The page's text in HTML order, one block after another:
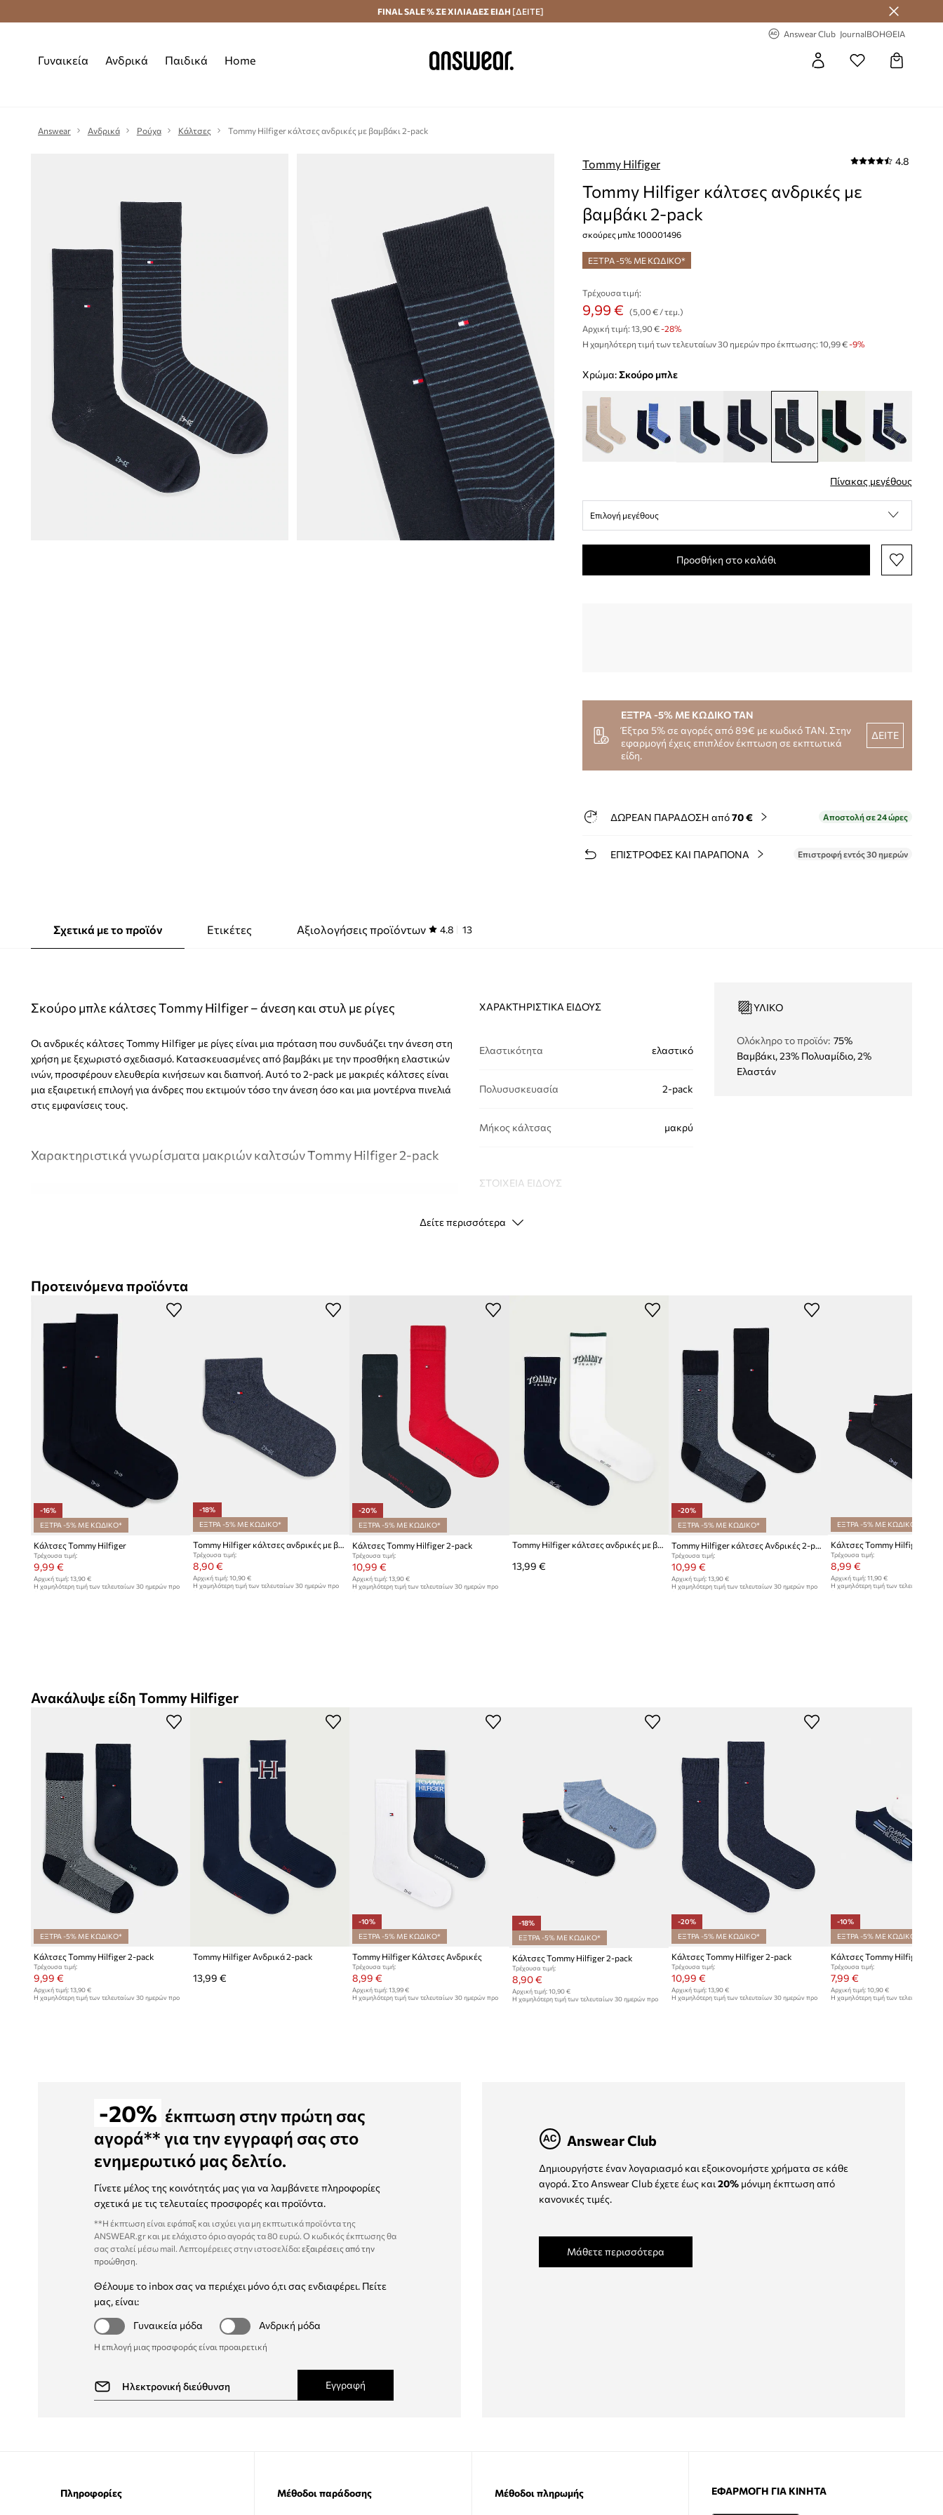
Αποστολή σε 24 ώρες Εξοικονομήστε με το Answear Club
FINAL SALE % ΣΕ ΧΙΛΙΑΔΕΣ ΕΙΔΗ [ΔΕΙΤΕ]
Answear Club JournalΒΟΗΘΕΙΑ
Γυναικεία Ανδρικά Παιδικά Home
Answear Ανδρικά Ρούχα Κάλτσες Tommy Hilfiger κάλτσες ανδρικές με βαμβάκι 2-pack
Tommy Hilfiger 4.8
Tommy Hilfiger κάλτσες ανδρικές με
βαμβάκι 2-pack
σκούρες μπλε 100001496
ΕΞΤΡΑ -5% ΜΕ ΚΩΔΙΚΟ*
Τρέχουσα τιμή:
9,99 €
(5,00 € / τεμ.)
Αρχική τιμή: 13,90 €-28%
Η χαμηλότερη τιμή των τελευταίων 30 ημερών προ έκπτωσης: 10,99 € -9%
Χρώμα: σκούρο μπλε
Πίνακας μεγέθους
Επιλογή μεγέθους
Προσθήκη στο καλάθι
ΕΞΤΡΑ -5% ΜΕ ΚΩΔΙΚΟ TAN
Έξτρα 5% σε αγορές από 89€ με κωδικό TAN. Στην
εφαρμογή έχεις επιπλέον έκπτωση σε εκπτωτικά
είδη.
ΔΕΙΤΕ
ΔΩΡΕΑΝ ΠΑΡΑΔΟΣΗ από70 € Αποστολή σε 24 ώρες
ΕΠΙΣΤΡΟΦΕΣ ΚΑΙ ΠΑΡΑΠΟΝΑ Επιστροφή εντός 30 ημερών
Σχετικά με το προϊόν Ετικέτες Αξιολογήσεις προϊόντων 4.8 13
Σκούρο μπλε κάλτσες Tommy Hilfiger – άνεση και στυλ με ρίγες
Οι ανδρικές κάλτσες Tommy Hilfiger με ρίγες είναι μια πρόταση που συνδυάζει την άνεση στη
χρήση με ξεχωριστό σχεδιασμό. Κατασκευασμένες από βαμβάκι με την προσθήκη ελαστικών
ινών, προσφέρουν ελευθερία κινήσεων και διαπνοή. Αυτό το 2-pack με μακριές κάλτσες είναι
μια εξαιρετική επιλογή για άνδρες που εκτιμούν τόσο την άνεση όσο και μια μοντέρνα πινελιά
στις εμφανίσεις τους.
Χαρακτηριστικά γνωρίσματα μακριών καλτσών Tommy Hilfiger 2-pack
Πρακτικό 2-pack είναι μια οικονομική λύση για την καθημερινή γκαρνταρόμπα
με την προσθήκη ελαστάνης προσφέρει απαλότητα και
ελαστικότητα
Σκούρο μπλε ρίγες
προσθέτουν στις εμφανίσεις έναν ξεχωριστό, μοντέρνο
καθιστά τις κάλτσες κατάλληλες για πολλούς συνδυασμούς
ΧΑΡΑΚΤΗΡΙΣΤΙΚΆ ΕΊΔΟΥΣ
Ελαστικότητα ελαστικό
Πολυσυσκευασία 2-pack
Μήκος κάλτσας μακρύ
ΣΤΟΙΧΕΊΑ ΕΊΔΟΥΣ
Κωδικός
Χρώμα σκούρο μπλε
Tommy Hilfiger
ID προϊόντος
ΥΛΙΚΌ
Ολόκληρο το προϊόν: 75%
Βαμβάκι, 23% Πολυαμίδιο, 2%
Ελαστάν
Δείτε περισσότερα
Προτεινόμενα προϊόντα
-16%
ΕΞΤΡΑ -5% ΜΕ ΚΩΔΙΚΟ*
Κάλτσες Tommy Hilfiger
Τρέχουσα τιμή:
9,99 €
Αρχική τιμή: 13,90 €
Η χαμηλότερη τιμή των τελευταίων 30 ημερών προ
-18%
ΕΞΤΡΑ -5% ΜΕ ΚΩΔΙΚΟ*
Τρέχουσα τιμή:
8,90 €
Αρχική τιμή:10,90 €
Η χαμηλότερη τιμή των τελευταίων 30 ημερών προ
-20%
ΕΞΤΡΑ -5% ΜΕ ΚΩΔΙΚΟ*
Κάλτσες Tommy Hilfiger 2-pack
Τρέχουσα τιμή:
10,99 €
Αρχική τιμή: 13,90 €
Η χαμηλότερη τιμή των τελευταίων 30 ημερών προ
Tommy Hilfiger κάλτσες ανδρικές με βαμβάκι 2-pack
13,99 €
-20%
ΕΞΤΡΑ -5% ΜΕ ΚΩΔΙΚΟ*
Tommy Hilfiger κάλτσες Ανδρικές 2-pack
Τρέχουσα τιμή:
10,99 €
Αρχική τιμή:13,90 €
Η χαμηλότερη τιμή των τελευταίων 30 ημερών προ
ΕΞΤΡΑ -5% ΜΕ ΚΩΔΙΚΟ*
Κάλτσες Tommy Hilfiger 2-
Τρέχουσα τιμή:
8,99 €
Αρχική τιμή: 11,90 €
Η χαμηλότερη τιμή των τελευταίων
Ανακάλυψε είδη Tommy Hilfiger
ΕΞΤΡΑ -5% ΜΕ ΚΩΔΙΚΟ*
Κάλτσες Tommy Hilfiger 2-pack
Τρέχουσα τιμή:
9,99 €
Αρχική τιμή: 13,90 €
Η χαμηλότερη τιμή των τελευταίων 30 ημερών προ
Tommy Hilfiger Ανδρικά 2-pack
13,99 €
-10%
ΕΞΤΡΑ -5% ΜΕ ΚΩΔΙΚΟ*
Tommy Hilfiger Κάλτσες Ανδρικές
Τρέχουσα τιμή:
8,99 €
Αρχική τιμή: 13,99 €
Η χαμηλότερη τιμή των τελευταίων 30 ημερών προ
-18%
ΕΞΤΡΑ -5% ΜΕ ΚΩΔΙΚΟ*
Κάλτσες Tommy Hilfiger 2-pack
Τρέχουσα τιμή:
8,90 €
Αρχική τιμή: 10,90 €
Η χαμηλότερη τιμή των τελευταίων 30 ημερών προ
-20%
ΕΞΤΡΑ -5% ΜΕ ΚΩΔΙΚΟ*
Κάλτσες Tommy Hilfiger 2-pack
Τρέχουσα τιμή:
10,99 €
Αρχική τιμή:13,90 €
Η χαμηλότερη τιμή των τελευταίων 30 ημερών προ
-10%
ΕΞΤΡΑ -5% ΜΕ ΚΩΔΙΚΟ*
Κάλτσες Tommy Hilfiger 2-
Τρέχουσα τιμή:
7,99 €
Αρχική τιμή: 10,90 €
Η χαμηλότερη τιμή των τελευταίων
-20% έκπτωση στην πρώτη σας
αγορά** για την εγγραφή σας στο
ενημερωτικό μας δελτίο.
Γίνετε μέλος της κοινότητάς μας για να λαμβάνετε πληροφορίες
σχετικά με τις τελευταίες προσφορές και προϊόντα.
**Η έκπτωση είναι εφάπαξ και ισχύει για μη εκπτωτικά προϊόντα της
ANSWEAR.gr και με ελάχιστο όριο αγοράς τα 80 ευρώ. Ο κωδικός έκπτωσης θα
σας σταλεί μέσω mail. Λεπτομέρειες στην ιστοσελίδα:εξαιρέσεις από την
προώθηση.
Θέλουμε το inbox σας να περιέχει μόνο ό,τι σας ενδιαφέρει. Πείτε
μας, είναι:
Γυναικεία μόδα
Ανδρική μόδα
Η επιλογή μιας προσφοράς είναι προαιρετική
Εγγραφή
Answear Club
Δημιουργήστε έναν λογαριασμό και εξοικονομήστε χρήματα σε κάθε
αγορά. Στο Answear Club έχετε έως και 20%μόνιμη έκπτωση από
κανονικές τιμές.
Μάθετε περισσότερα
Πληροφορίες Μέθοδοι παράδοσης Μέθοδοι πληρωμής ΕΦΑΡΜΟΓΉ ΓΙΑ ΚΙΝΗΤΆ